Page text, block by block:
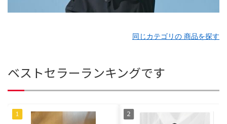
同じカテゴリの 商品を探す
ベストセラーランキングです